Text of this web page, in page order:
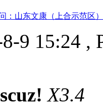
：山东文康（上合示范区
9 15:24 ,
X3.4